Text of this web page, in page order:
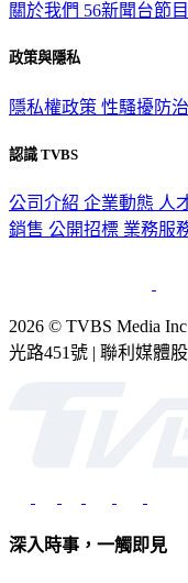
關於我們 56新聞台節
政策與隱私
隱私權政策 性騷擾防
認識 TVBS
公司介紹 企業動態 人
銷售 公開招標 業務服
2026 © TVBS Media
光路451號 | 聯利媒體
深入時事，一觸即見